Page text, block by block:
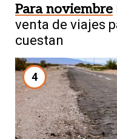
Para noviembre
venta de viajes
cuestan
4